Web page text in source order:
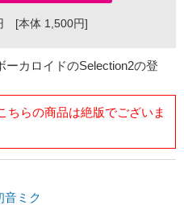
[本体 1,500円]
カロイドのSelection2の登
らの商品は絶版でございま
音ミク